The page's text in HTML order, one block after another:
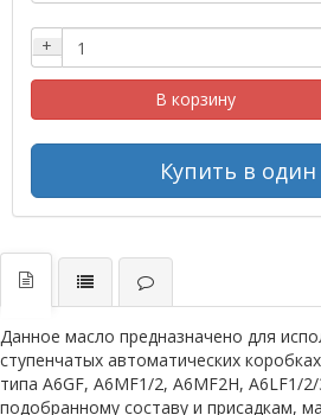
+
В корзину
Купить в один
Данное масло предназначено для
ступенчатых автоматических
типа A6GF, A6MF1/2, A6MF2H, A6LF1/
подобранному составу и присадкам,